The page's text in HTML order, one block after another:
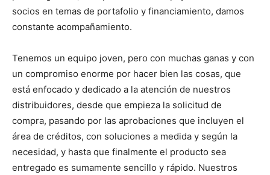
socios en temas de portafolio y financiamiento, damos
constante acompañamiento.
Tenemos un equipo joven, pero con muchas ganas y con
un compromiso enorme por hacer bien las cosas, que
está enfocado y dedicado a la atención de nuestros
distribuidores, desde que empieza la solicitud de
compra, pasando por las aprobaciones que incluyen el
área de créditos, con soluciones a medida y según la
necesidad, y hasta que finalmente el producto sea
entregado es sumamente sencillo y rápido. Nuestros